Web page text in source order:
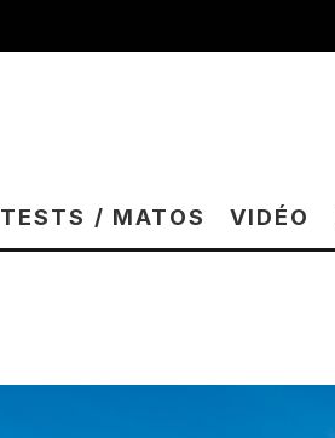
TESTS / MATOS VIDÉO